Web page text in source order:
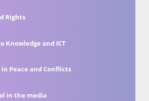
Rights
Knowledge and ICT
Peace and Conflicts
in the media